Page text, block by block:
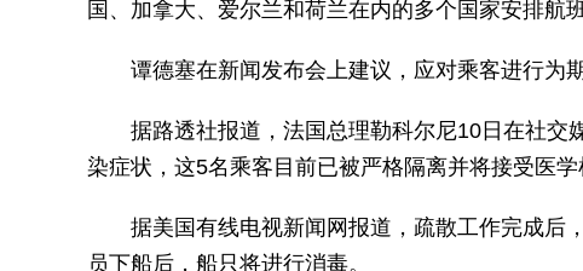
国、加拿大、爱尔兰和荷兰在内的多个国家安排航
谭德塞在新闻发布会上建议，应对乘客进行为
据路透社报道，法国总理勒科尔尼10日在社
染症状，这5名乘客目前已被严格隔离并将接受医学
据美国有线电视新闻网报道，疏散工作完成后
员下船后，船只将进行消毒。